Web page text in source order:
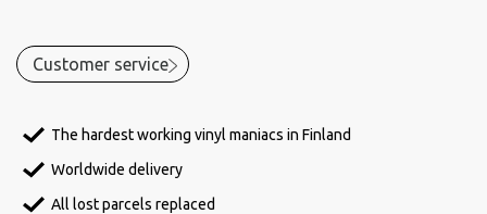
Customer service
The hardest working vinyl maniacs in Finland
Worldwide delivery
All lost parcels replaced